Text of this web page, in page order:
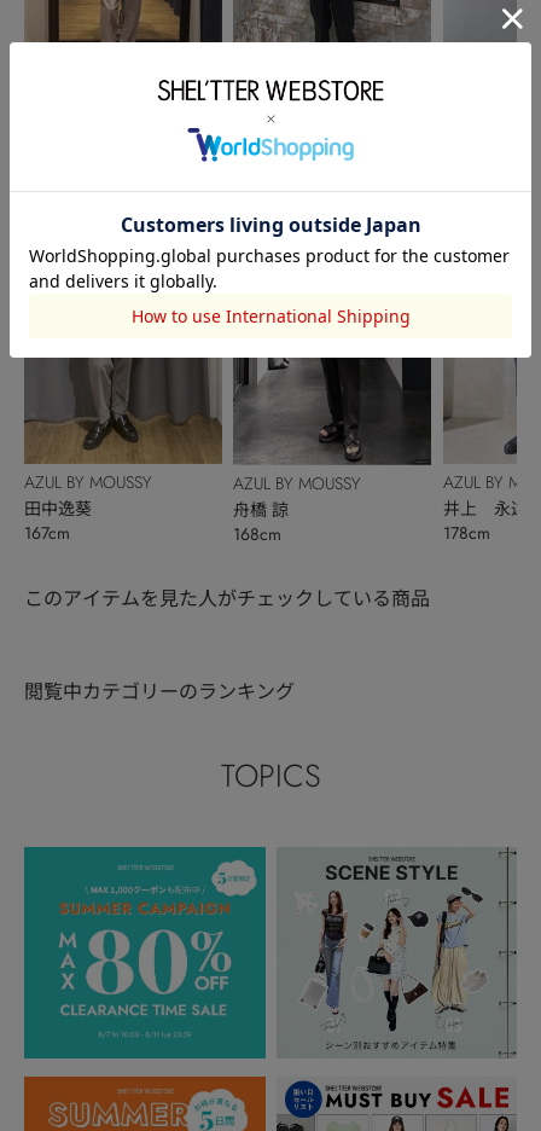
AZUL BY MOUSSY
田中逸葵
167cm
AZUL BY MOUSSY
高田遥生
AZUL BY MOUSSY
舟橋 諒
168cm
AZUL BY
井上 永遠
178cm
このアイテムを見た人がチェックしている商品
閲覧中カテゴリーのランキング
TOPICS